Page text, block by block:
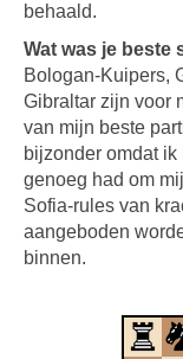
behaald.
Wat was je beste
Bologan-Kuipers,
Gibraltar zijn voor
van mijn beste
bijzonder omdat
genoeg had om
Sofia-rules van
aangeboden
binnen.